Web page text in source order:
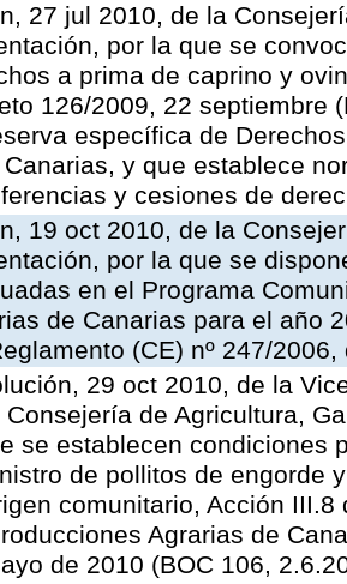
27 jul 2010, de la
por la que se
a prima de caprino y
126/2009, 22 septiembre
específica de
Canarias, y que establece
y cesiones de
19 oct 2010, de la
por la que se
en el Programa
de Canarias para el año
(CE) nº 247/
29 oct 2010, de la
Consejería de Agricultura,
se establecen condiciones
de pollitos de engorde
comunitario, Acción
Agrarias de
de 2010 (BOC 106,